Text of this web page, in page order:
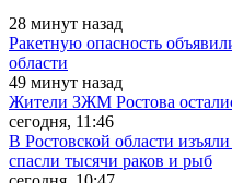
28 минут назад
Ракетную опасность
области
49 минут назад
Жители ЗЖМ Ростова
сегодня, 11:46
В Ростовской области
спасли тысячи раков и рыб